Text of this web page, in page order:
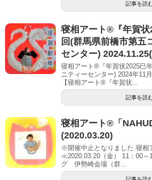
記事を読
寝相アート®︎『年賀
回(群馬県前橋市第五
センター)
寝相アート®『年賀状2025巳
ニティーセンター) 2024年11
【寝相アート®︎『年賀状...
記事を読
寝相アート®「
(2020.03.20)
※開催中止となりました 寝相
≪2020.03.20（金） 11：00
グ 伊勢崎会場（群...